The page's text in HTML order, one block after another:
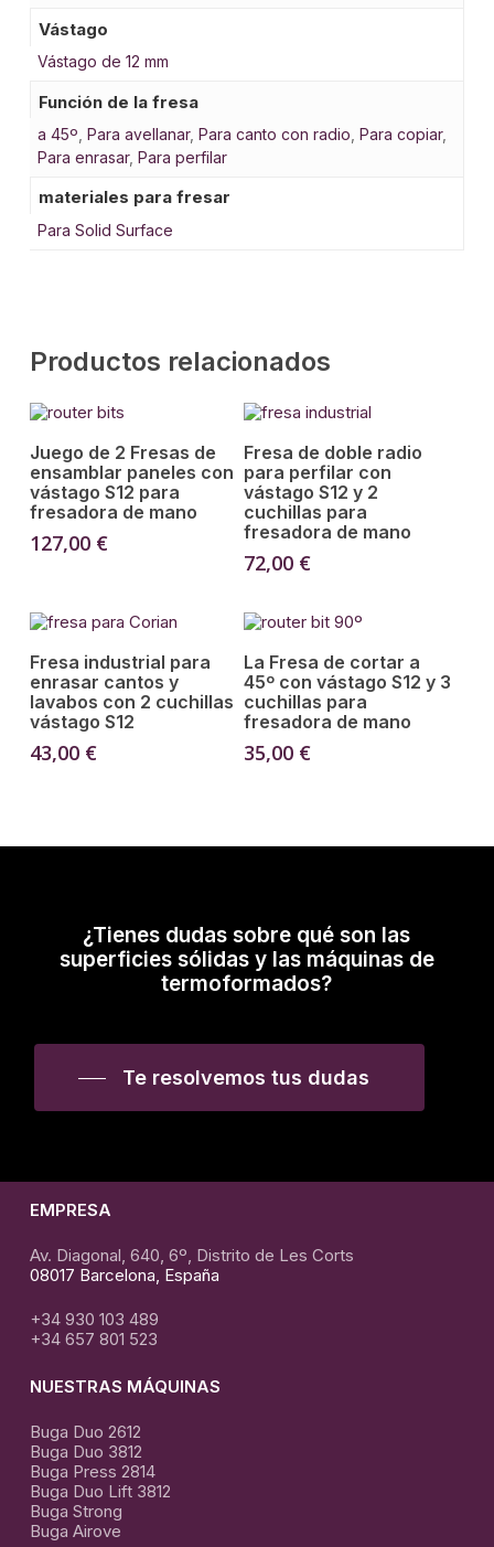
Vástago
Vástago de 12 mm
Función de la fresa
a 45º Para avellanar, Para canto con radio Para copiar,
Para enrasar, Para perfilar
materiales para fresar
Para Solid Surface
Productos relacionados
Añadir Al Carrito
Juego de 2 Fresas de
ensamblar paneles con
vástago S12 para
fresadora de mano
127,00 €
Añadir Al Carrito
Fresa de doble radio
para perfilar con
vástago S12 y 2
cuchillas para
fresadora de mano
72,00 €
Añadir Al Carrito
Fresa industrial para
enrasar cantos y
lavabos con 2 cuchillas
vástago S12
43,00 €
Añadir Al Carrito
La Fresa de cortar a
45º con vástago S12 y 3
cuchillas para
fresadora de mano
35,00 €
¿Tienes dudas sobre qué son las
superficies sólidas y las máquinas de
termoformados?
Te resolvemos tus dudas
EMPRESA
Av. Diagonal, 640, 6º, Distrito de Les Corts
08017 Barcelona, España
+34 930 103 489
+34 657 801 523
NUESTRAS MÁQUINAS
Buga Duo 2612
Buga Duo 3812
Buga Press 2814
Buga Duo Lift 3812
Buga Strong
Buga Airove